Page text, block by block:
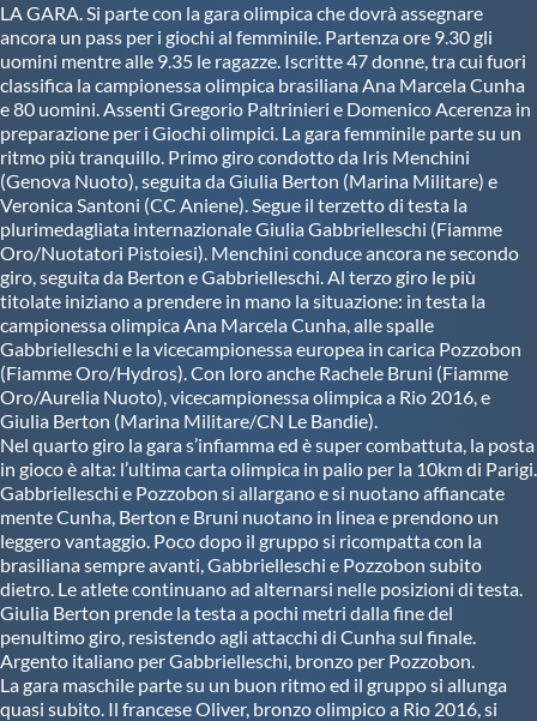
LA GARA. Si parte con la gara olimpica che dovrà assegnare
ancora un pass per i giochi al femminile. Partenza ore 9.30 gli
uomini mentre alle 9.35 le ragazze. Iscritte 47 donne, tra cui fuori
classifica la campionessa olimpica brasiliana Ana Marcela Cunha
e 80 uomini. Assenti Gregorio Paltrinieri e Domenico Acerenza in
preparazione per i Giochi olimpici. La gara femminile parte su un
ritmo più tranquillo. Primo giro condotto da Iris Menchini
(Genova Nuoto), seguita da Giulia Berton (Marina Militare) e
Veronica Santoni (CC Aniene). Segue il terzetto di testa la
plurimedagliata internazionale Giulia Gabbrielleschi (Fiamme
Oro/Nuotatori Pistoiesi). Menchini conduce ancora ne secondo
giro, seguita da Berton e Gabbrielleschi. Al terzo giro le più
titolate iniziano a prendere in mano la situazione: in testa la
campionessa olimpica Ana Marcela Cunha, alle spalle
Gabbrielleschi e la vicecampionessa europea in carica Pozzobon
(Fiamme Oro/Hydros). Con loro anche Rachele Bruni (Fiamme
Oro/Aurelia Nuoto), vicecampionessa olimpica a Rio 2016, e
Giulia Berton (Marina Militare/CN Le Bandie).
Nel quarto giro la gara s’infiamma ed è super combattuta, la posta
in gioco è alta: l’ultima carta olimpica in palio per la 10km di Parigi.
Gabbrielleschi e Pozzobon si allargano e si nuotano affiancate
mente Cunha, Berton e Bruni nuotano in linea e prendono un
leggero vantaggio. Poco dopo il gruppo si ricompatta con la
brasiliana sempre avanti, Gabbrielleschi e Pozzobon subito
dietro. Le atlete continuano ad alternarsi nelle posizioni di testa.
Giulia Berton prende la testa a pochi metri dalla fine del
penultimo giro, resistendo agli attacchi di Cunha sul finale.
Argento italiano per Gabbrielleschi, bronzo per Pozzobon.
La gara maschile parte su un buon ritmo ed il gruppo si allunga
quasi subito. Il francese Oliver, bronzo olimpico a Rio 2016, si